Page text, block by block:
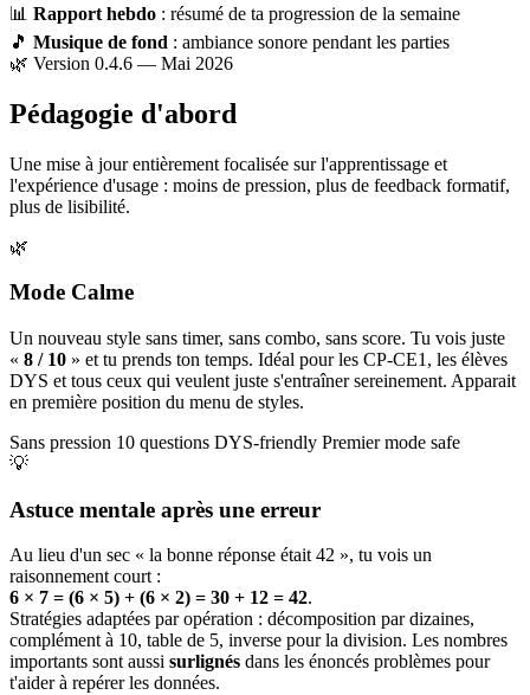
📊 Rapport hebdo : résumé de ta progression de la semaine
🎵 Musique de fond : ambiance sonore pendant les parties
🌿 Version 0.4.6 — Mai 2026
Pédagogie d'abord
Une mise à jour entièrement focalisée sur l'apprentissage et
l'expérience d'usage : moins de pression, plus de feedback formatif,
plus de lisibilité.
🌿
Mode Calme
Un nouveau style sans timer, sans combo, sans score. Tu vois juste
« 8 / 10 » et tu prends ton temps. Idéal pour les CP-CE1, les élèves
DYS et tous ceux qui veulent juste s'entraîner sereinement. Apparait
en première position du menu de styles.
Sans pression 10 questions DYS-friendly Premier mode safe
💡
Astuce mentale après une erreur
Au lieu d'un sec « la bonne réponse était 42 », tu vois un
raisonnement court :
6 × 7 = (6 × 5) + (6 × 2) = 30 + 12 = 42.
Stratégies adaptées par opération : décomposition par dizaines,
complément à 10, table de 5, inverse pour la division. Les nombres
importants sont aussi surlignés dans les énoncés problèmes pour
t'aider à repérer les données.